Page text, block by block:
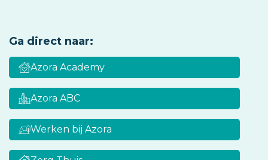
Ga direct naar:
Azora Academy
Azora ABC
Werken bij Azora